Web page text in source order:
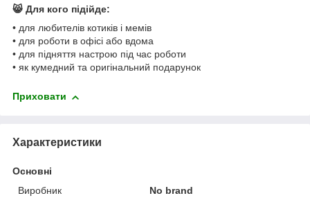
😸 Для кого підійде:
• для любителів котиків і мемів
• для роботи в офісі або вдома
• для підняття настрою під час роботи
• як кумедний та оригінальний подарунок
Приховати
Характеристики
Основні
Виробник
No brand